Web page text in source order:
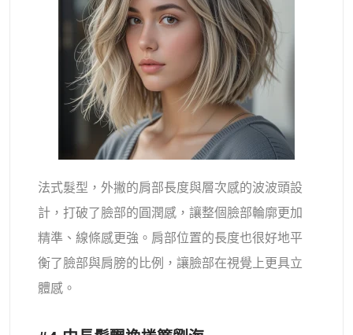
法式髮型，外撇的肩部長度與層次感的波波頭設
計，打破了臉部的圓潤感，讓整個臉部輪廓更加
精準、線條感更強。肩部位置的長度也很好地平
衡了臉部與肩膀的比例，讓臉部在視覺上更具立
體感。